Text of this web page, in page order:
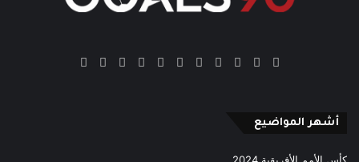
فيسبوك
‫X بينتيريست
‫YouTube انستقرام‫TikTokملخصGoogle
أشهر المواضيع
كأس الأمم الأفريقية 2024